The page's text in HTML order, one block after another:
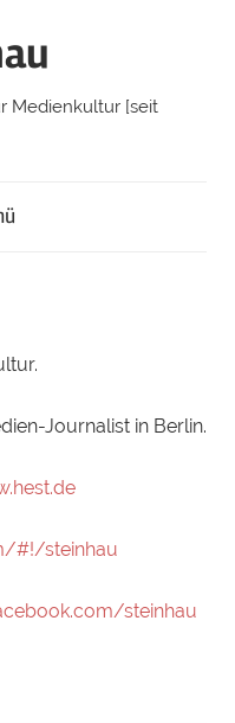
Medienkultur [seit
Journalist in Berlin.
#!/steinhau
steinhau